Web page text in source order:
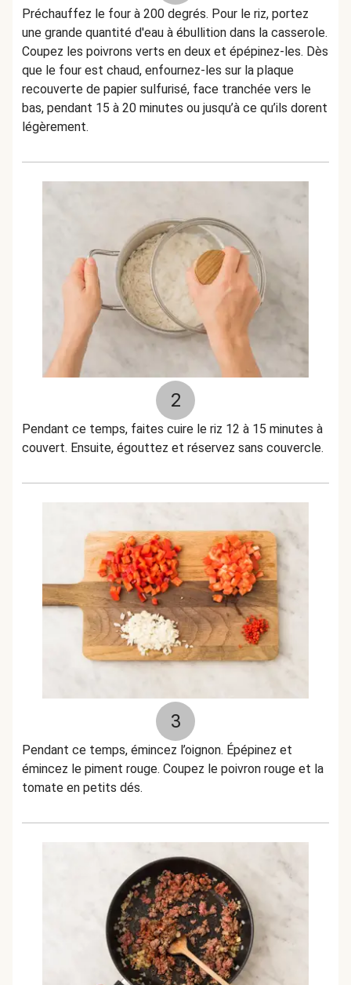
Préchauffez le four à 200 degrés. Pour le riz, portez
une grande quantité d'eau à ébullition dans la casserole.
Coupez les poivrons verts en deux et épépinez-les. Dès
que le four est chaud, enfournez-les sur la plaque
recouverte de papier sulfurisé, face tranchée vers le
bas, pendant 15 à 20 minutes ou jusqu’à ce qu’ils dorent
légèrement.
2
Pendant ce temps, faites cuire le riz 12 à 15 minutes à
couvert. Ensuite, égouttez et réservez sans couvercle.
3
Pendant ce temps, émincez l’oignon. Épépinez et
émincez le piment rouge. Coupez le poivron rouge et la
tomate en petits dés.